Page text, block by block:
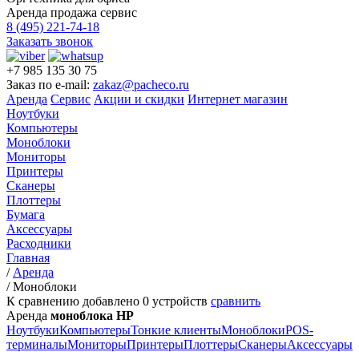
Аренда продажа сервис
8 (495) 221-74-18
Заказать звонок
+7 985 135 30 75
Заказ по e-mail: zakaz@pacheco.ru
Аренда Сервис Акции и скидки Интернет магазин
Ноутбуки
Компьютеры
Моноблоки
Мониторы
Принтеры
Сканеры
Плоттеры
Бумага
Аксессуары
Расходники
Главная
/ Аренда
/Моноблоки
К сравнению добавлено 0 устройств сравнить
Аренда моноблока HP
НоутбукиКомпьютерыТонкие клиентыМоноблокиPOS-
терминалыМониторыПринтерыПлоттерыСканерыАксессуары